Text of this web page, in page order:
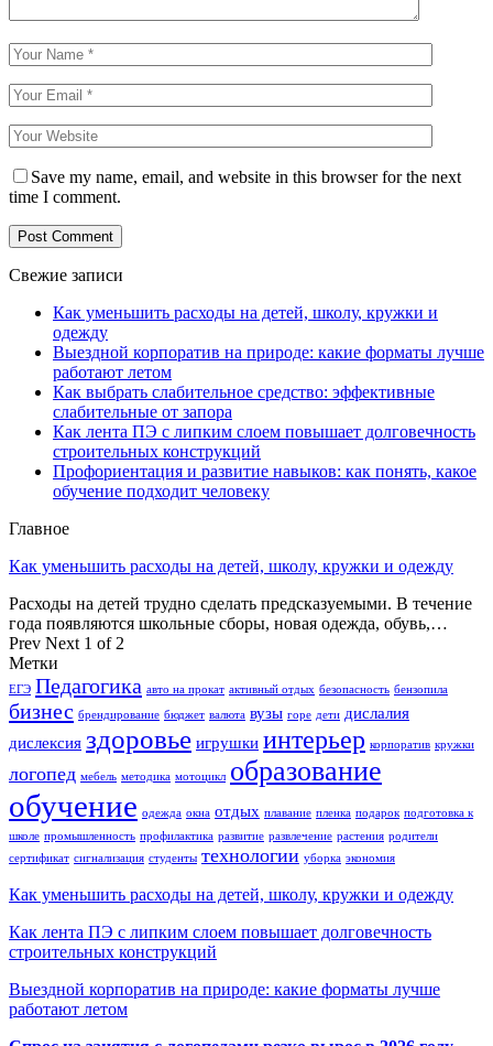
Save my name, email, and website in this browser for the next
time I comment.
Свежие записи
Как уменьшить расходы на детей, школу, кружки и
одежду
Выездной корпоратив на природе: какие форматы лучше
работают летом
Как выбрать слабительное средство: эффективные
слабительные от запора
Как лента ПЭ с липким слоем повышает долговечность
строительных конструкций
Профориентация и развитие навыков: как понять, какое
обучение подходит человеку
Главное
Как уменьшить расходы на детей, школу, кружки и одежду
Расходы на детей трудно сделать предсказуемыми. В течение
года появляются школьные сборы, новая одежда, обувь,…
Prev Next 1 of 2
Метки
ЕГЭ Педагогика авто на прокат активный отдых безопасность бензопила
бизнес брендирование бюджет валюта вузы горе дети дислалия
дислексия здоровье игрушки интерьер корпоратив кружки
логопед мебель методика мотоцикл образование
обучение одежда окна отдых плавание пленка подарок подготовка к
школе промышленность профилактика развитие развлечение растения родители
сертификат сигнализация студенты технологии уборка экономия
Как уменьшить расходы на детей, школу, кружки и одежду
Как лента ПЭ с липким слоем повышает долговечность
строительных конструкций
Выездной корпоратив на природе: какие форматы лучше
работают летом